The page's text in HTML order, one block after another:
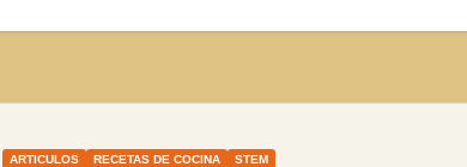
ARTICULOS RECETAS DE COCINA STEM